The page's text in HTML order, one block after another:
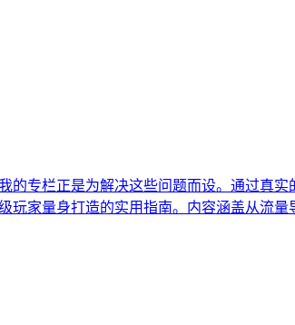
专栏正是为解决这些问题而设。通过真
玩家量身打造的实用指南。内容涵盖从流